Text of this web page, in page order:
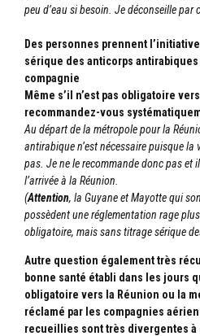
peu d’eau si besoin. Je déconseille
Des personnes prennent
sérique des anticorps
compagnie
Même s’il n’est pas obligatoire
recommandez-vous
Au départ de la métropole pour la
antirabique n’est nécessaire puisque la
pas. Je ne le recommande donc pas et
l’arrivée à la Réunion.
(Attention, la Guyane et Mayotte qui
possèdent une réglementation rage
obligatoire, mais sans titrage sérique
Autre question également très
bonne santé établi dans les jours
obligatoire vers la Réunion ou la
réclamé par les compagnies
recueillies sont très divergentes à